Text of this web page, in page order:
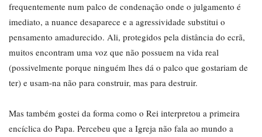
frequentemente num palco de condenação onde o julgamento é
imediato, a nuance desaparece e a agressividade substitui o
pensamento amadurecido. Ali, protegidos pela distância do ecrã,
muitos encontram uma voz que não possuem na vida real
(possivelmente porque ninguém lhes dá o palco que gostariam de
ter) e usam-na não para construir, mas para destruir.
Mas também gostei da forma como o Rei interpretou a primeira
encíclica do Papa. Percebeu que a Igreja não fala ao mundo a